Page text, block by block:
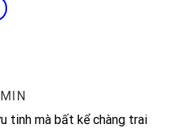
tinh mà bất kể chàng trai